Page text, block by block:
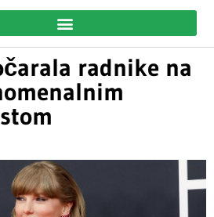
radnike na